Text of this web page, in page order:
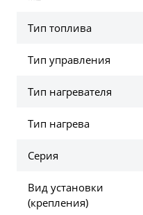
Тип топлива
Тип управления
Тип нагревателя
Тип нагрева
Серия
Вид установки
(крепления)